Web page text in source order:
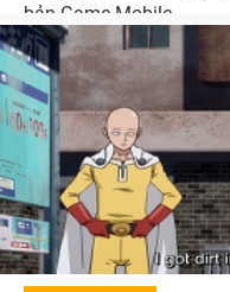
bản Game Mobile.